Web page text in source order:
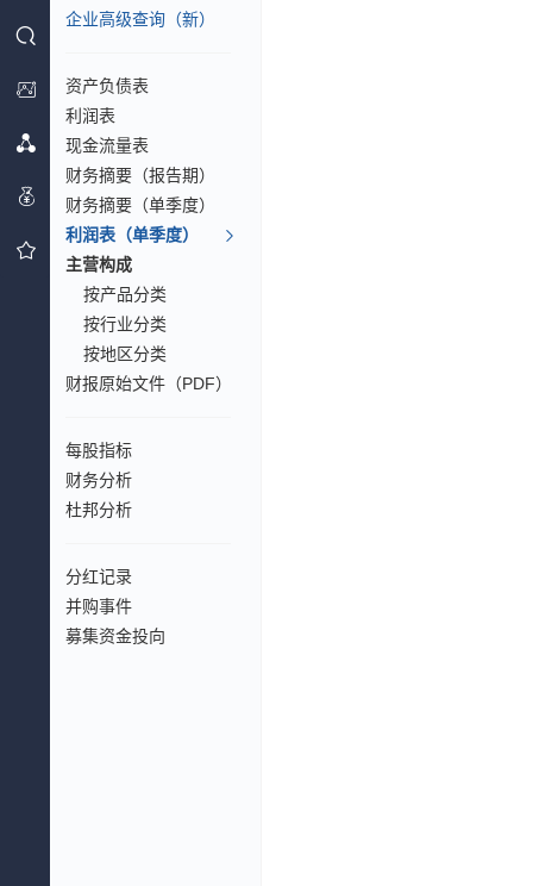
企业高级查询（新）
资产负债表
利润表
现金流量表
财务摘要（报告期）
财务摘要（单季度）
利润表（单季度）
主营构成
按产品分类
按行业分类
按地区分类
财报原始文件（PDF）
每股指标
财务分析
杜邦分析
分红记录
并购事件
募集资金投向